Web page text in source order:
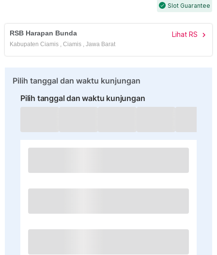
check Slot Guarantee
RSB Harapan Bunda Lihat RS chevron_right
Kabupaten Ciamis , Ciamis , Jawa Barat
Pilih tanggal dan waktu kunjungan
Pilih tanggal dan waktu kunjungan